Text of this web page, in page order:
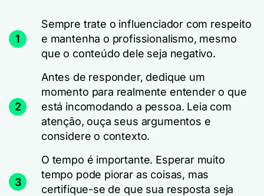
1
Sempre trate o influenciador com respeito
e mantenha o profissionalismo, mesmo
que o conteúdo dele seja negativo.
2
Antes de responder, dedique um
momento para realmente entender o que
está incomodando a pessoa. Leia com
atenção, ouça seus argumentos e
considere o contexto.
3
O tempo é importante. Esperar muito
tempo pode piorar as coisas, mas
certifique-se de que sua resposta seja